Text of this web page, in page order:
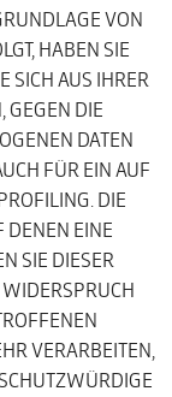
VON
HABEN SIE
SICH AUS IHRER
GEGEN DIE
DATEN
FÜR EIN AUF
DIE
DENEN EINE
SIE DIESER
VERARBEITEN,